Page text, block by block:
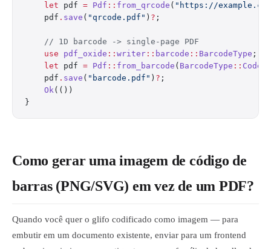
    let
pdf = Pdf :: from_qrcode ( "https://
    pdf
. save ( "qrcode.pdf" ) ? ;
    // 1D barcode -> single-page PDF
    use
pdf_oxide :: writer :: barcode :: BarcodeType ;
    let
pdf = Pdf :: from_barcode ( BarcodeType ::
    pdf
. save ( "barcode.pdf" ) ? ;
    Ok
(())
}
Como gerar uma imagem de código de
barras (PNG/SVG) em vez de um PDF?
Quando você quer o glifo codificado como imagem — para
embutir em um documento existente, enviar para um frontend